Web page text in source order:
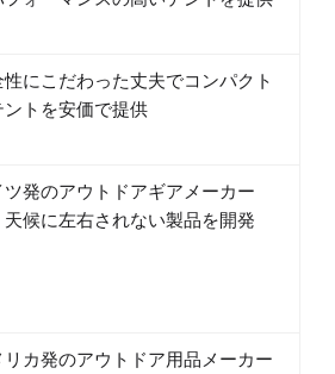
性にこだわった丈夫でコンパクト
ントを安価で提供
ツ発のアウトドアギアメーカー
天候に左右されない製品を開発
リカ発のアウトドア用品メーカー